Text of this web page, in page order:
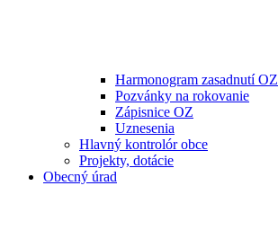
Harmonogram zasadnutí OZ
Pozvánky na rokovanie
Zápisnice OZ
Uznesenia
Hlavný kontrolór obce
Projekty, dotácie
Obecný úrad